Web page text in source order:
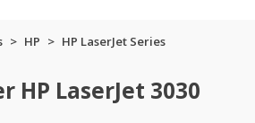
HP
HP LaserJet Series
HP LaserJet 3030